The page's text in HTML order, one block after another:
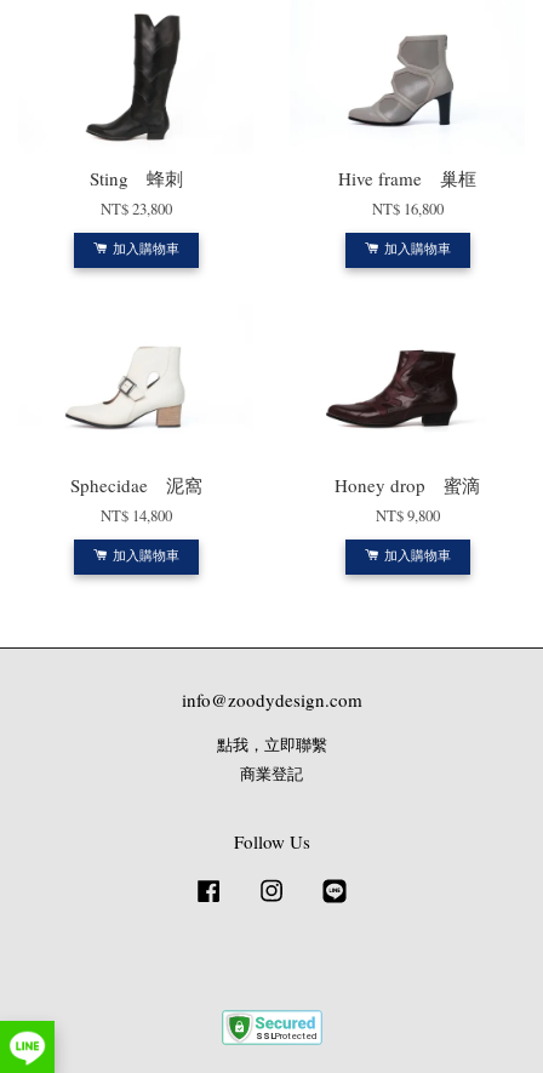
Sting 蜂刺
NT$ 23,800
加入購物車
Hive frame 巢框
NT$ 16,800
加入購物車
Sphecidae 泥窩
NT$ 14,800
加入購物車
Honey drop 蜜滴
NT$ 9,800
加入購物車
info@zoodydesign.com
點我，立即聯繫
商業登記
Follow Us
Facebook Instagram